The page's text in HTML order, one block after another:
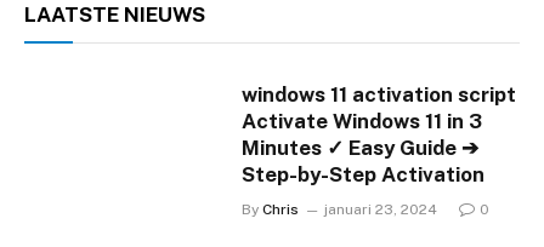
LAATSTE NIEUWS
windows 11 activation script
Activate Windows 11 in 3
Minutes ✓ Easy Guide ➔
Step-by-Step Activation
By Chris januari 23, 2024 0